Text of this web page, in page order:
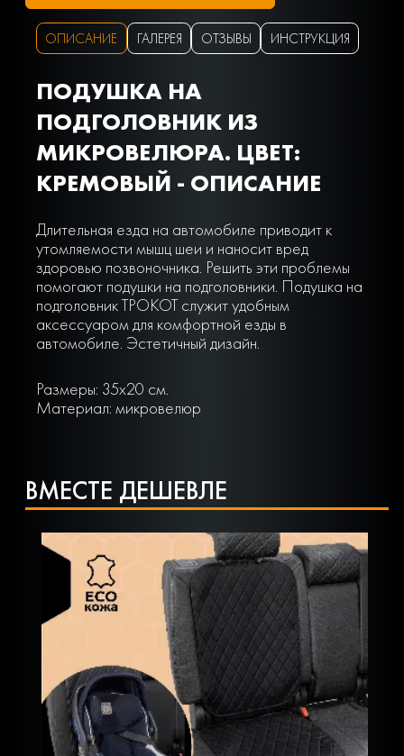
ОПИСАНИЕ ГАЛЕРЕЯ ОТЗЫВЫ ИНСТРУКЦИЯ
ПОДУШКА НА
ПОДГОЛОВНИК ИЗ
МИКРОВЕЛЮРА. ЦВЕТ:
КРЕМОВЫЙ - ОПИСАНИЕ
Длительная езда на автомобиле приводит к
утомляемости мышц шеи и наносит вред
здоровью позвоночника. Решить эти проблемы
помогают подушки на подголовники. Подушка на
подголовник ТРОКОТ служит удобным
аксессуаром для комфортной езды в
автомобиле. Эстетичный дизайн.
Размеры: 35х20 см.
Материал: микровелюр
ВМЕСТЕ ДЕШЕВЛЕ